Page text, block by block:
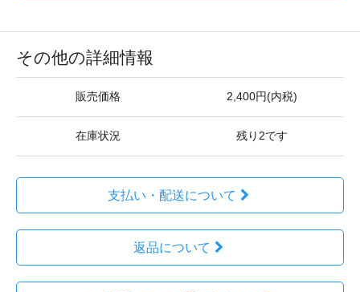
その他の詳細情報
販売価格 2,400円(内税)
在庫状況 残り2です
支払い・配送について
返品について